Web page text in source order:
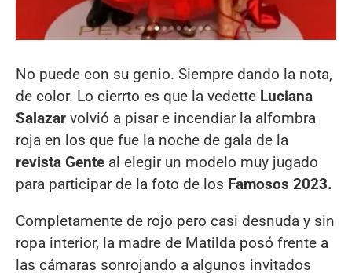
No puede con su genio. Siempre dando la nota,
de color. Lo cierrto es que la vedette Luciana
Salazar volvió a pisar e incendiar la alfombra
roja en los que fue la noche de gala de la
revista Gente al elegir un modelo muy jugado
para participar de la foto de los Famosos 2023.
Completamente de rojo pero casi desnuda y sin
ropa interior, la madre de Matilda posó frente a
las cámaras sonrojando a algunos invitados